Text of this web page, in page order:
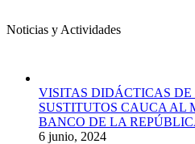
Noticias y Actividades
VISITAS DIDÁCTICAS DE
SUSTITUTOS CAUCA AL
BANCO DE LA
6 junio, 2024